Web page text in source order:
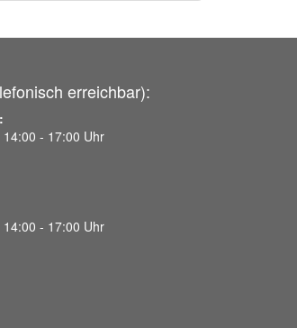
erreichbar):
- 17:00 Uhr
- 17:00 Uhr